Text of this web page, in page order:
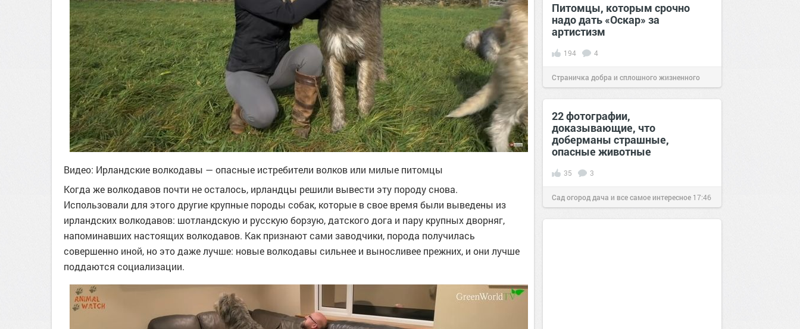
Видео: Ирландские волкодавы — опасные истребители волков или милые питомцы
Когда же волкодавов почти не осталось, ирландцы решили вывести эту породу снова.
Использовали для этого другие крупные породы собак, которые в свое время были выведены из
ирландских волкодавов: шотландскую и русскую борзую, датского дога и пару крупных дворняг,
напоминавших настоящих волкодавов. Как признают сами заводчики, порода получилась
совершенно иной, но это даже лучше: новые волкодавы сильнее и выносливее прежних, и они лучше
поддаются социализации.
Питомцы, которым срочно
надо дать «Оскар» за
артистизм
194 4
Страничка добра и сплошного жизненного
позитива! 13:47 19 май 2021
22 фотографии,
доказывающие, что
доберманы страшные,
опасные животные
35 3
Сад огород дача и все самое интересное 17:46
20 янв 2017